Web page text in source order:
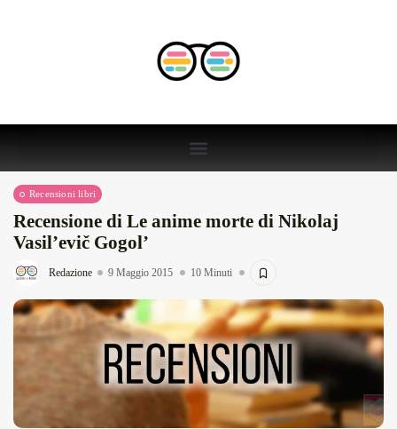
Recensioni libri
Recensione di Le anime morte di Nikolaj
Vasil’evič Gogol’
Redazione 9 Maggio 2015 10 Minuti